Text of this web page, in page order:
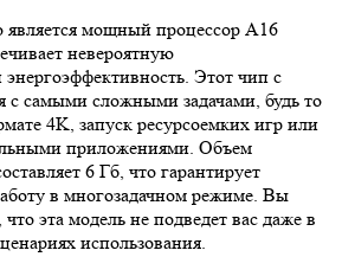
является мощный процессор A16
невероятную
энергоэффективность. Этот чип с
с самыми сложными задачами, будь то
4K, запуск ресурсоемких игр или
приложениями. Объем
6 Гб, что гарантирует
в многозадачном режиме. Вы
эта модель не подведет вас даже в
использования.